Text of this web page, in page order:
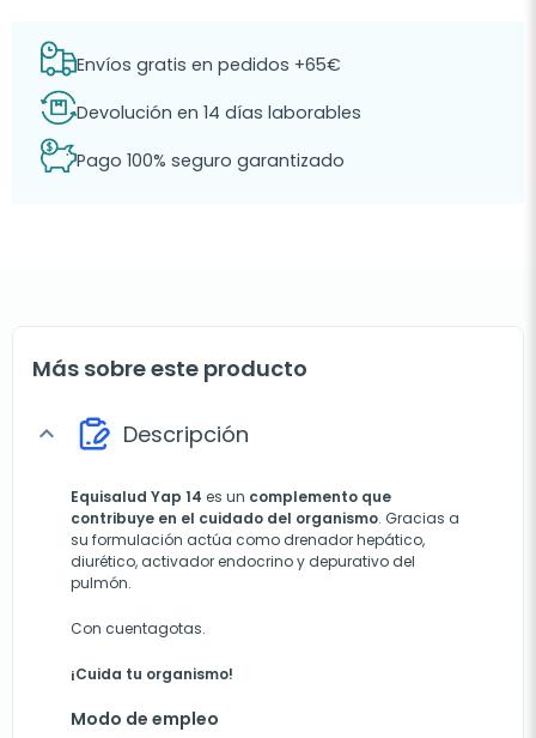
Envíos gratis en pedidos +65€
Devolución en 14 días laborables
Pago 100% seguro garantizado
Más sobre este producto
expand_more Descripción
Equisalud Yap 14 es un complemento que
contribuye en el cuidado del organismo. Gracias a
su formulación actúa como drenador hepático,
diurético, activador endocrino y depurativo del
pulmón.
Con cuentagotas.
¡Cuida tu organismo!
Modo de empleo